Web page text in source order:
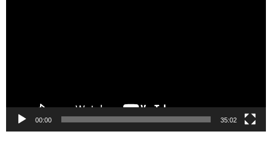
00:00 35:02